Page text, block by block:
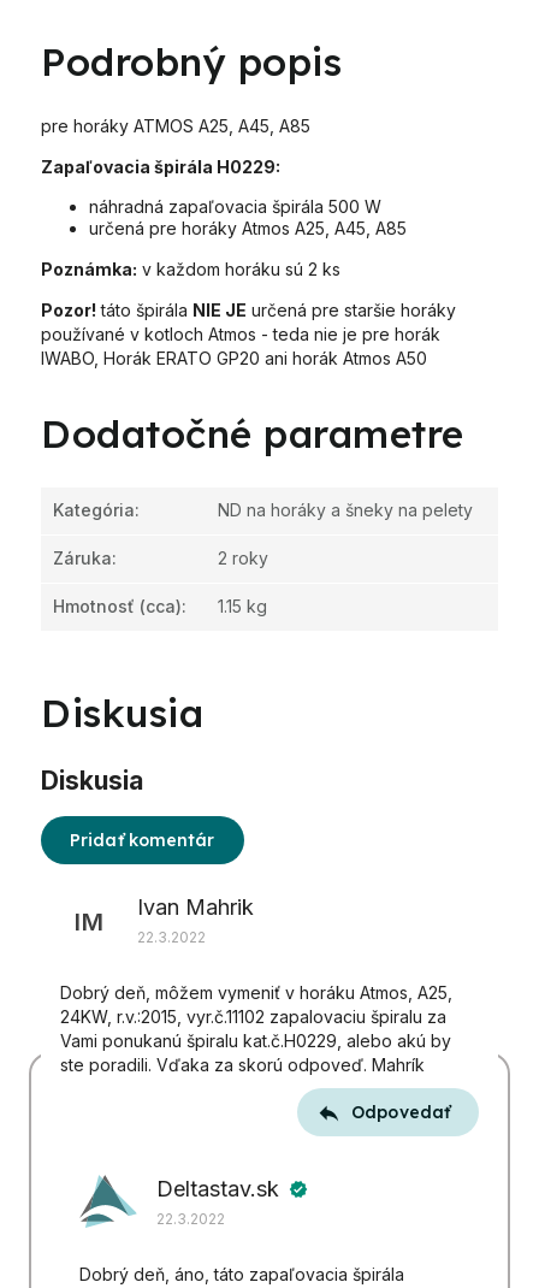
Podrobný popis
pre horáky ATMOS A25, A45, A85
Zapaľovacia špirála H0229:
náhradná zapaľovacia špirála 500 W
určená pre horáky Atmos A25, A45, A85
Poznámka: v každom horáku sú 2 ks
Pozor! táto špirála NIE JE určená pre staršie horáky
používané v kotloch Atmos - teda nie je pre horák
IWABO, Horák ERATO GP20 ani horák Atmos A50
Dodatočné parametre
Kategória: ND na horáky a šneky na pelety
Záruka: 2 roky
Hmotnosť (cca): 1.15 kg
Diskusia
Diskusia
Pridať komentár
Výpis
diskusií
IM
Ivan Mahrik
22.3.2022
Dobrý deň, môžem vymeniť v horáku Atmos, A25,
24KW, r.v.:2015, vyr.č.11102 zapalovaciu špiralu za
Vami ponukanú špiralu kat.č.H0229, alebo akú by
ste poradili. Vďaka za skorú odpoveď. Mahrík
Odpovedať
Deltastav.sk verified
22.3.2022
Dobrý deň, áno, táto zapaľovacia špirála